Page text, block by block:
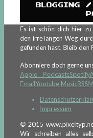
Es ist schön dich hier
den irre langen Weg
gefunden hast. Bleib den
Abonniere doch gerne
Apple PodcastsSpotify
EmailYoutube MusicRSS
Impressum
© 2015
Wir schreiben alles